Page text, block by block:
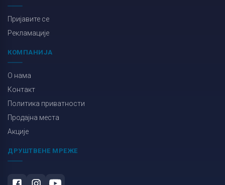
Пријавите се
Рекламације
КОМПАНИЈА
О нама
Контакт
Политика приватности
Продајна места
Акције
ДРУШТВЕНЕ МРЕЖЕ